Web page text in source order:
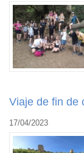
Viaje de fin de
17/04/2023